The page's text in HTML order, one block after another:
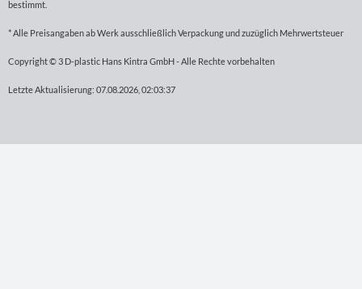
bestimmt.
* Alle Preisangaben ab Werk ausschließlich Verpackung und zuzüglich Mehrwertsteuer
Copyright © 3 D-plastic Hans Kintra GmbH - Alle Rechte vorbehalten
Letzte Aktualisierung: 07.08.2026, 02:03:37